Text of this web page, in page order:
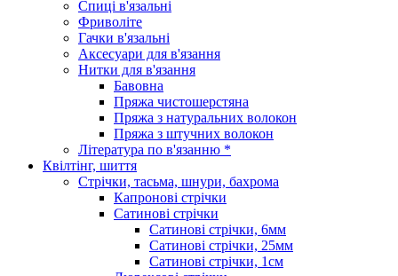
Спиці в'язальні
Фриволіте
Гачки в'язальні
Аксесуари для в'язання
Нитки для в'язання
Бавовна
Пряжа чистошерстяна
Пряжа з натуральних волокон
Пряжа з штучних волокон
Література по в'язанню *
Квілтінг, шиття
Стрічки, тасьма, шнури, бахрома
Капронові стрічки
Сатинові стрічки
Сатинові стрічки, 6мм
Сатинові стрічки, 25мм
Сатинові стрічки, 1см